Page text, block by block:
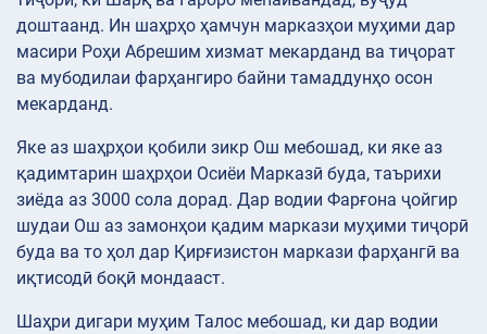
доштаанд. Ин шаҳрҳо ҳамчун марказҳои муҳими дар
масири Роҳи Абрешим хизмат мекарданд ва тиҷорат
ва мубодилаи фарҳангиро байни тамаддунҳо осон
мекарданд.
Яке аз шаҳрҳои қобили зикр Ош мебошад, ки яке аз
қадимтарин шаҳрҳои Осиёи Марказӣ буда, таърихи
зиёда аз 3000 сола дорад. Дар водии Фарғона ҷойгир
шудаи Ош аз замонҳои қадим маркази муҳими тиҷорӣ
буда ва то ҳол дар Қирғизистон маркази фарҳангӣ ва
иқтисодӣ боқӣ мондааст.
Шаҳри дигари муҳим Талос мебошад, ки дар водии